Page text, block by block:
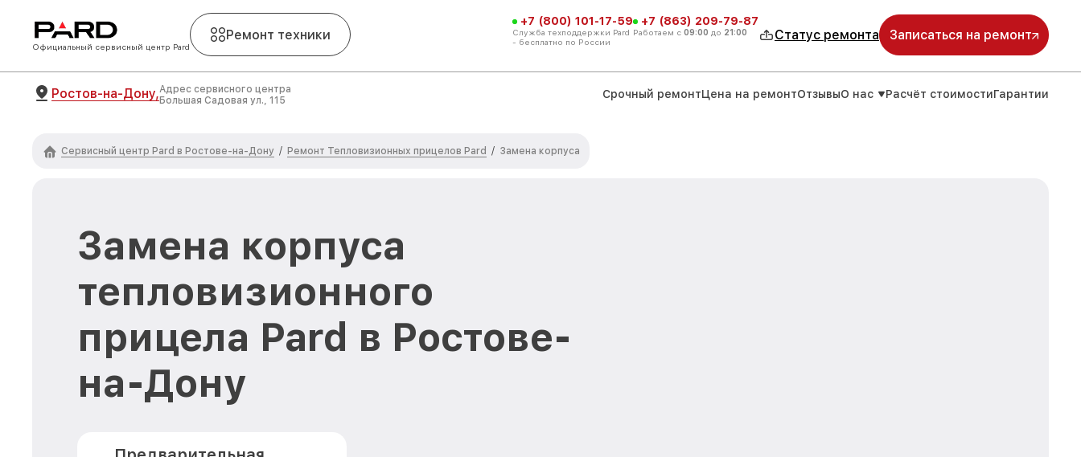
Официальный сервисный центр Pard
Ремонт техники
+7 (800) 101-17-59
Служба техподдержки Pard
- бесплатно по России
+7 (863) 209-79-87
Работаем с 09:00 до 21:00 Статус ремонта Записаться на ремонт
Ростов-на-Дону,Адрес сервисного центра
Большая Садовая ул., 115
Срочный ремонтЦена на ремонтОтзывыО нас Расчёт стоимостиГарантии
Сервисный центр Pard в Ростове-на-Дону / Ремонт Тепловизионных прицелов Pard / Замена корпуса
Замена корпуса
тепловизионного
прицела Pard в Ростове-
на-Дону